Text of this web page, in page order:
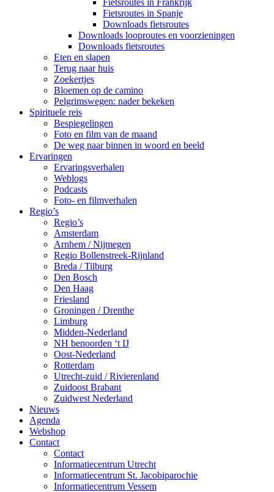
Fietsroutes in Frankrijk
Fietsroutes in Spanje
Downloads fietsroutes
Downloads looproutes en voorzieningen
Downloads fietsroutes
Eten en slapen
Terug naar huis
Zoekertjes
Bloemen op de camino
Pelgrimswegen: nader bekeken
Spirituele reis
Bespiegelingen
Foto en film van de maand
De weg naar binnen in woord en beeld
Ervaringen
Ervaringsverhalen
Weblogs
Podcasts
Foto- en filmverhalen
Regio’s
Regio’s
Amsterdam
Arnhem / Nijmegen
Regio Bollenstreek-Rijnland
Breda / Tilburg
Den Bosch
Den Haag
Friesland
Groningen / Drenthe
Limburg
Midden-Nederland
NH benoorden ‘t IJ
Oost-Nederland
Rotterdam
Utrecht-zuid / Rivierenland
Zuidoost Brabant
Zuidwest Nederland
Nieuws
Agenda
Webshop
Contact
Contact
Informatiecentrum Utrecht
Informatiecentrum St. Jacobiparochie
Informatiecentrum Vessem